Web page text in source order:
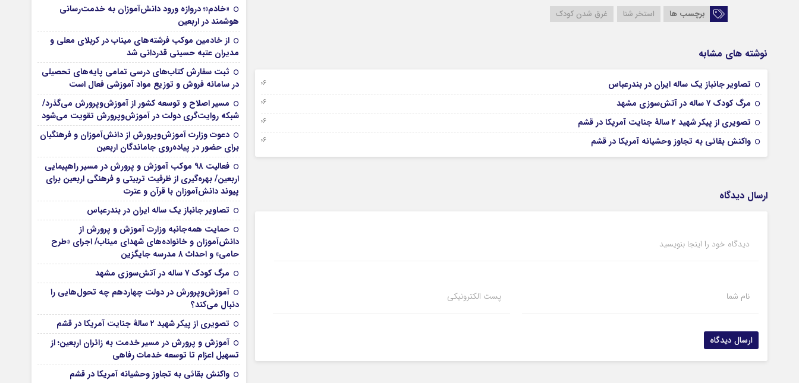
برچسب ها استخر شنا غرق شدن کودک
نوشته های مشابه
تصاویر جانباز یک ساله ایران در بندرعباس 06 آگوست 2026
مرگ کودک ۷ ساله در آتش‌سوزی مشهد 06 آگوست 2026
تصویری از پیکر شهید ۲ سالۀ جنایت آمریکا در قشم 06 آگوست 2026
واکنش بقائی به تجاوز وحشیانه آمریکا در قشم 06 آگوست 2026
ارسال دیدگاه
دیدگاه خود را اینجا بنویسید
نام شما پست الکترونیکی
«خادم»؛ دروازه ورود دانش‌آموزان به خدمت‌رسانی
هوشمند در اربعین
از خادمین موکب فرشته‌های میناب در کربلای معلی و
مدیران عتبه حسینی قدردانی شد
ثبت سفارش کتاب‌های درسی تمامی پایه‌های تحصیلی
در سامانه فروش و توزیع مواد آموزشی فعال است
مسیر اصلاح و توسعه کشور از آموزش‌وپرورش می‌گذرد/
شبکه روایت‌‌گری دولت در آموزش‌وپرورش تقویت می‌شود
دعوت وزارت آموزش‌وپرورش از دانش‌آموزان و فرهنگیان
برای حضور در پیاده‌روی جاماندگان اربعین
فعالیت ۹۸ موکب آموزش و پرورش در مسیر راهپیمایی
اربعین/ بهره‌گیری از ظرفیت تربیتی و فرهنگی اربعین برای
پیوند دانش‌آموزان با قرآن و عترت
تصاویر جانباز یک ساله ایران در بندرعباس
حمایت همه‌جانبه وزارت آموزش و پرورش از
دانش‌آموزان و خانواده‌های شهدای میناب/ اجرای «طرح
حامی» و احداث ۸ مدرسه جایگزین
مرگ کودک ۷ ساله در آتش‌سوزی مشهد
آموزش‌وپرورش در دولت چهاردهم چه تحول‌هایی را
دنبال می‌کند؟
تصویری از پیکر شهید ۲ سالۀ جنایت آمریکا در قشم
آموزش و پرورش در مسیر خدمت به زائران اربعین؛ از
تسهیل اعزام تا توسعه خدمات رفاهی
واکنش بقائی به تجاوز وحشیانه آمریکا در قشم